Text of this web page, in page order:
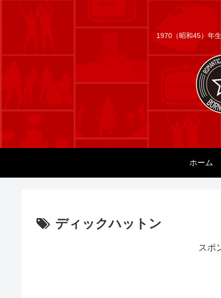
1970（昭和45）年
ホーム
ディックハットン
スポ